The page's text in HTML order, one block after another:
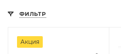
ФИЛЬТР
Акция